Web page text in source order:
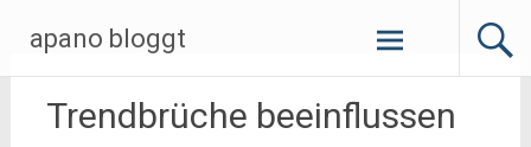
Inhalt
springen
apano bloggt
Trendbrüche beeinflussen